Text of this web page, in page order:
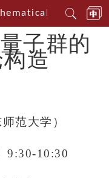
Centerin
子群的
造
范大学）
9:30-10:30